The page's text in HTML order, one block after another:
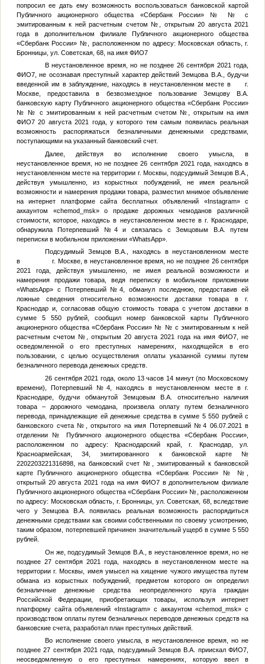
попросил ее дать ему возможность воспользоваться банковской картой
Публичного акционерного общества «Сбербанк России» №
№
с
эмитированным к ней расчетным счетом №
, открытым 20 августа 2021
года в дополнительном филиале Публичного акционерного общества
«Сбербанк России» №
, расположенном по адресу: Московская область, г.
Бронницы, ул. Советская, 68, на имя ФИО7
В неустановленное время, но не позднее 26 сентября 2021 года,
ФИО7, не осознавая преступный характер действийЗемцова В.А.
, будучи
введенной им в заблуждение, находясь в неустановленном месте в г.
Москве, предоставила в безвозмездное пользование Земцову В.А.
банковскую карту Публичного акционерного общества «Сбербанк России»
№ № с эмитированным к ней расчетным счетом №
, открытым на имя
ФИО720 августа 2021 года, у которого тем самым появилась реальная
возможность распоряжаться безналичными денежными средствами,
поступающими на указанный банковский счет.
Далее, действуя во исполнение своего умысла, в
неустановленное время, но не позднее 26 сентября 2021 года, находясь в
неустановленном месте на территории г. Москвы, подсудимый Земцов В.А.
действуя умышленно, из корыстных побуждений, не имея реальной
возможности и намерения продажи товара, разместил мнимое объявление
на интернет платформе сайта бесплатных объявлений «Instagram» с
аккаунтом «chemod_msk» о продаже дорожных чемоданов различной
стоимости, которое, находясь в неустановленном месте в г. Краснодаре,
обнаружилаПотерпевший №4 и связалась сЗемцовым В.А.
путем
переписки в мобильном приложении «WhatsApp».
Подсудимый Земцов В.А.
, находясь в неустановленном месте
в г. Москве, в неустановленное время, но не позднее 26 сентября
2021 года, действуя умышленно, не имея реальной возможности и
намерения продажи товара, ведя переписку в мобильном приложении
«WhatsApp» с
Потерпевший №4 , обманул последнюю, предоставив ей
ложные сведения относительно возможности доставки товара в г.
Краснодар и, согласовав общую стоимость товара с учетом доставки в
сумме 5 550 рублей, сообщил номер банковской карты Публичного
акционерного общества «Сбербанк России» № № с эмитированным к ней
расчетным счетом № , открытым 20 августа 2021 года на имяФИО7 , не
осведомленной о его преступных намерениях, находящейся в его
пользовании, с целью осуществления оплаты указанной суммы путем
безналичного перевода денежных средств.
26 сентября 2021 года, около 13 часов 14 минут (по Московскому
времени),Потерпевший №4, находясь в неустановленном месте в г.
Краснодаре, будучи обманутой Земцовым В.А.
относительно наличия
товара – дорожного чемодана, произвела оплату путем безналичного
перевода, принадлежащие ей денежные средства в сумме 5 550 рублей с
банковского счета № , открытого на имя Потерпевший №406.07.2021 в
отделении №
Публичного акционерного общества «Сбербанк России»,
расположенном по адресу: Краснодарский край, г. Краснодар, ул.
Красноармейская, 34, эмитированного к банковской карте №
2202203221316898, на банковский счет №
, эмитированный к банковской
карте Публичного акционерного общества «Сбербанк России» №
№
открытый 20 августа 2021 года на имя ФИО7в дополнительном филиале
Публичного акционерного общества «Сбербанк России» № , расположенном
по адресу: Московская область, г. Бронницы, ул. Советская, 68, вследствие
чего уЗемцова В.А.
появилась реальная возможность распорядиться
денежными средствами как своими собственными по своему усмотрению,
таким образом, потерпевшей причинен значительный ущерб в сумме 5 550
рублей.
Он же, подсудимый Земцов В.А.
, в неустановленное время, но не
позднее 27 сентября 2021 года, находясь в неустановленном месте на
территории г. Москвы, имея умысел на хищение чужого имущества путем
обмана из корыстных побуждений, предметом которого он определил
безналичные денежные средства неопределенного круга граждан
Российской Федерации, приобретающих товары, используя интернет
платформу сайта объявлений «Instagram» с аккаунтом «chemod_msk» с
производством оплаты путем безналичных переводов денежных средств на
банковские счета, разработал план преступных действий.
Во исполнение своего умысла, в неустановленное время, но не
позднее 27 сентября 2021 года, подсудимыйЗемцов В.А. приискалФИО7
неосведомленную о его преступных намерениях, которую ввел в